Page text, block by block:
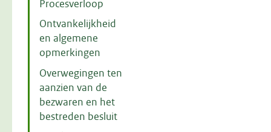
Procesverloop
Ontvankelijkheid
en algemene
opmerkingen
Overwegingen ten
aanzien van de
bezwaren en het
bestreden besluit